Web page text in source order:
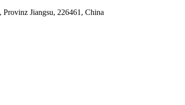
Jiangsu, 226461, China